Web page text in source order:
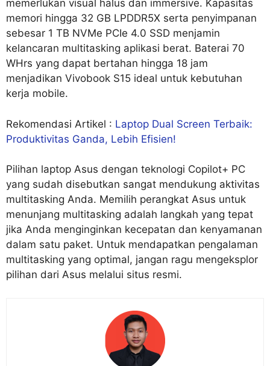
memerlukan visual halus dan immersive. Kapasitas
memori hingga 32 GB LPDDR5X serta penyimpanan
sebesar 1 TB NVMe PCIe 4.0 SSD menjamin
kelancaran multitasking aplikasi berat. Baterai 70
WHrs yang dapat bertahan hingga 18 jam
menjadikan Vivobook S15 ideal untuk kebutuhan
kerja mobile.
Rekomendasi Artikel : Laptop Dual Screen Terbaik:
Produktivitas Ganda, Lebih Efisien!
Pilihan laptop Asus dengan teknologi Copilot+ PC
yang sudah disebutkan sangat mendukung aktivitas
multitasking Anda. Memilih perangkat Asus untuk
menunjang multitasking adalah langkah yang tepat
jika Anda menginginkan kecepatan dan kenyamanan
dalam satu paket. Untuk mendapatkan pengalaman
multitasking yang optimal, jangan ragu mengeksplor
pilihan dari Asus melalui situs resmi.